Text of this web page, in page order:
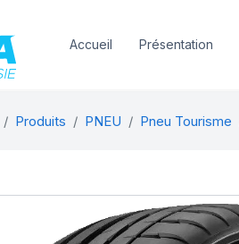
Accueil Présentation
Produits PNEU Pneu Tourisme